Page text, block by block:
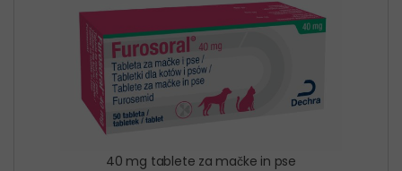
40 mg tablete za mačke in pse